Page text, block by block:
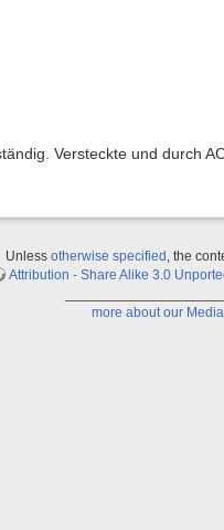
Versteckte und durch
Unless otherwise specified , the
Attribution - Share Alike 3.0
more about our